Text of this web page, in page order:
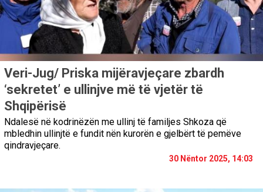
Veri-Jug/ Priska mijëravjeçare zbardh
‘sekretet’ e ullinjve më të vjetër të
Shqipërisë
Ndalesë në kodrinëzën me ullinj të familjes Shkoza që
mbledhin ullinjtë e fundit nën kurorën e gjelbërt të pemëve
qindravjeçare.
30 Nëntor 2025, 14:03